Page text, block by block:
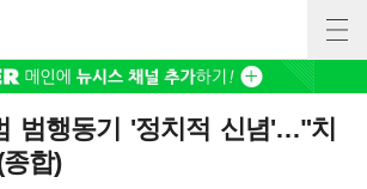
범행동기 '정치적 신념'…"치
합)